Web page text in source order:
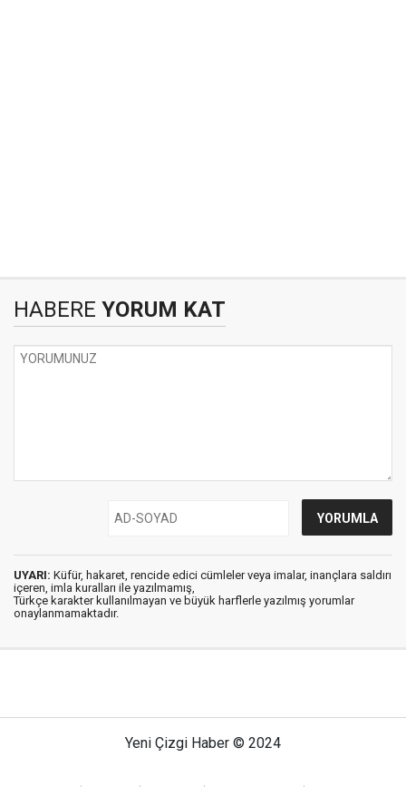
HABERE YORUM KAT
UYARI: Küfür, hakaret, rencide edici cümleler veya imalar, inançlara saldırı
içeren, imla kuralları ile yazılmamış,
Türkçe karakter kullanılmayan ve büyük harflerle yazılmış yorumlar
onaylanmamaktadır.
Yeni Çizgi Haber © 2024